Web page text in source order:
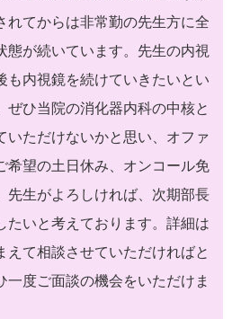
れてからは非常勤の先生方に全
態が続いています。先生の内視
も内視鏡を続けていきたいとい
ぜひ当院の消化器内科の中核と
いただけないかと思い、オファ
希望の土日休み、オンコール免
先生がよろしければ、次期部長
たいと考えております。詳細は
えて相談させていただければと
一度ご面談の機会をいただけま